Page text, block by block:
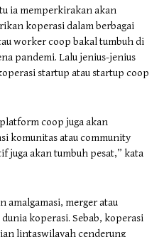
ia memperkirakan akan
koperasi dalam berbagai
worker coop bakal tumbuh di
pandemi. Lalu jenius-jenius
startup atau startup coop
coop juga akan
komunitas atau community
juga akan tumbuh pesat,” kata
amalgamasi, merger atau
koperasi. Sebab, koperasi
lintaswilayah cenderung